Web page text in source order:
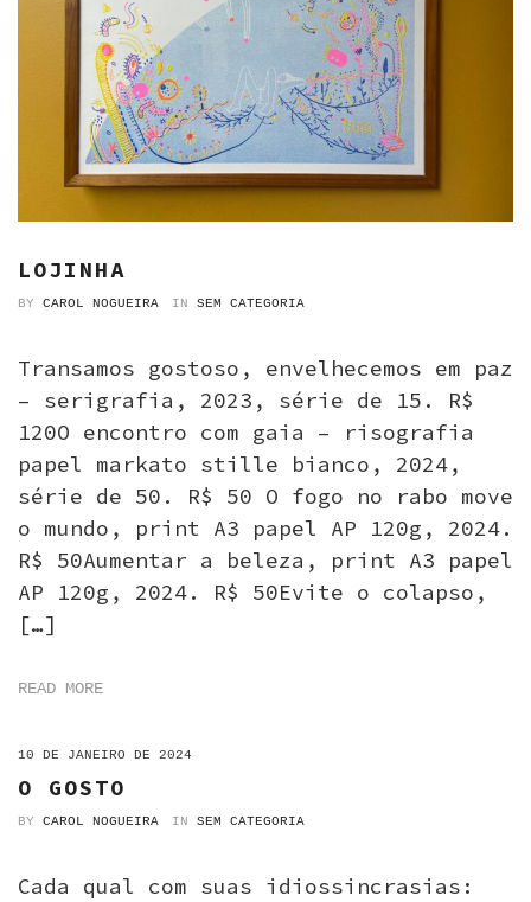
LOJINHA
BY CAROL NOGUEIRA IN SEM CATEGORIA
Transamos gostoso, envelhecemos em paz
– serigrafia, 2023, série de 15. R$
120O encontro com gaia – risografia
papel markato stille bianco, 2024,
série de 50. R$ 50 O fogo no rabo move
o mundo, print A3 papel AP 120g, 2024.
R$ 50Aumentar a beleza, print A3 papel
AP 120g, 2024. R$ 50Evite o colapso,
[…]
READ MORE
ON
10 DE JANEIRO DE 2024
O GOSTO
BY CAROL NOGUEIRA IN SEM CATEGORIA
Cada qual com suas idiossincrasias: